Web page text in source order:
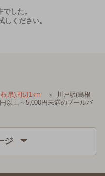
した。
しください。
根県)周辺1km
川戸駅(島根
以上～5,000円未満のプールバ
ジ